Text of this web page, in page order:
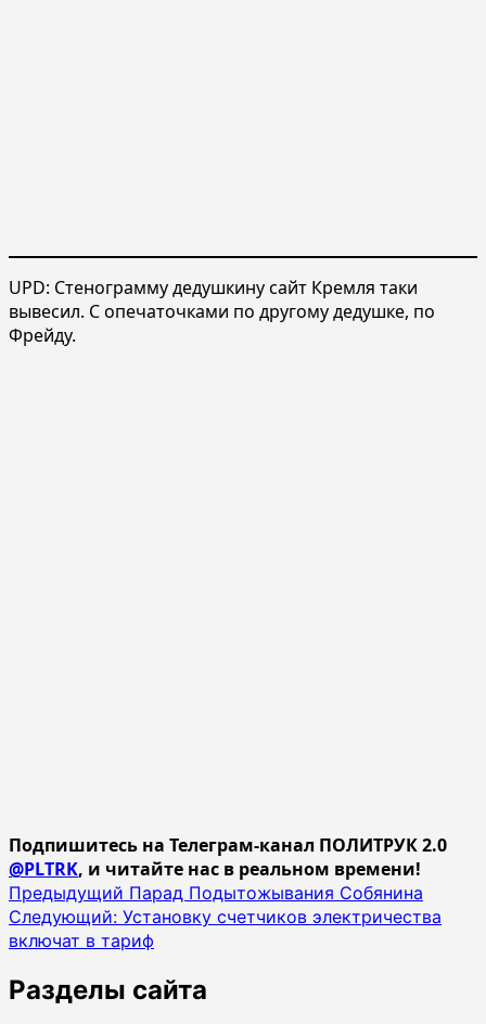
UPD: Стенограмму дедушкину сайт Кремля таки
вывесил. С опечаточками по другому дедушке, по
Фрейду.
Подпишитесь на Телеграм-канал ПОЛИТРУК 2.0
@PLTRK, и читайте нас в реальном времени!
Навигация
записи
Предыдущий Парад Подытожывания Собянина
Следующий: Установку счетчиков электричества
включат в тариф
Разделы сайта